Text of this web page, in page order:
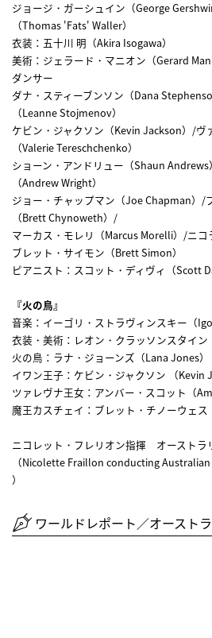
ジョージ・ガーシュイン（George
（Thomas 'Fats' Waller）
衣装：五十川 明（Akira Isogawa）
美術：ジェラード・マニオン（Gerard
ダンサー
ダナ・スティーブンソン（Dana
（Leanne Stojmenov）
ケビン・ジャクソン（Kevin Jackson）/ヴ
（Valerie Tereschchenko）
ショーン・アンドリュー（Shaun
（Andrew Wright）
ジョー・チャップマン（Joe Chapman）/
（Brett Chynoweth）/
マーカス・モレリ（Marcus Morelli）/ニ
ブレット・サイモン（Brett Simon）
ピアニスト：スコット・ディヴィ（Scott
『火の鳥』
音楽：イーゴリ・ストラヴィンスキー（
衣装・美術：レオン・クラッソンスタイン
火の鳥：ラナ・ジョーンズ（Lana Jones）
イワン王子：ケビン・ジャクソン （Kevin
ツァレヴナ王女：アンバー・スコット（
魔王カスチェイ：ブレット・チノーウェス
ニコレット・フレリオン指揮 オーストラ
（Nicolette Fraillon conducting
）
ワールドレポート／オースト